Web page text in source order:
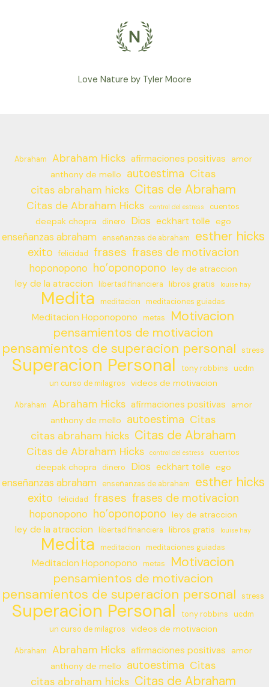
Love Nature by Tyler Moore
Abraham Abraham Hicks afirmaciones positivas
amor
anthony de mello
autoestima Citas
citas abraham hicks Citas de Abraham
Citas de Abraham Hicks control del estress cuentos
deepak chopra dinero Dios eckhart tolle ego
enseñanzas abraham enseñanzas de abraham esther hicks
exito felicidad frases frases de motivacion
hoponopono ho’oponopono ley de atraccion
ley de la atraccion libertad financiera libros gratis louise hay
Medita meditacion meditaciones guiadas
Meditacion Hoponopono metas Motivacion
pensamientos de motivacion
pensamientos de superacion personal stress
Superacion Personal tony robbins
ucdm
un curso de milagros
videos de motivacion
Abraham Abraham Hicks afirmaciones positivas
amor
anthony de mello
autoestima Citas
citas abraham hicks Citas de Abraham
Citas de Abraham Hicks control del estress cuentos
deepak chopra dinero Dios eckhart tolle ego
enseñanzas abraham enseñanzas de abraham esther hicks
exito felicidad frases frases de motivacion
hoponopono ho’oponopono ley de atraccion
ley de la atraccion libertad financiera libros gratis louise hay
Medita meditacion meditaciones guiadas
Meditacion Hoponopono metas Motivacion
pensamientos de motivacion
pensamientos de superacion personal stress
Superacion Personal tony robbins
ucdm
un curso de milagros
videos de motivacion
Abraham Abraham Hicks afirmaciones positivas
amor
anthony de mello
autoestima Citas
citas abraham hicks Citas de Abraham